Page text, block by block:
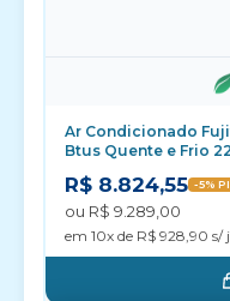
Ar Condicionado
Btus Quente e Frio
R$ 8.824,55 -5%
ou R$ 9.289,00
em 10x de R$ 928,90 s/